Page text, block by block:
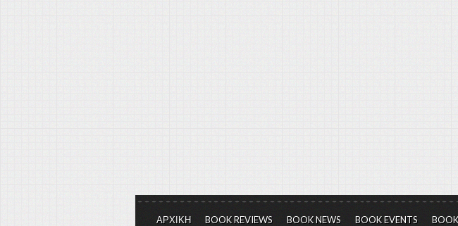
ΑΡΧΙΚΗ BOOK REVIEWS BOOK NEWS BOOK EVENTS